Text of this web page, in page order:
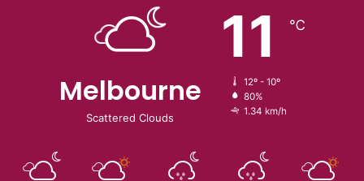
Melbourne
Scattered Clouds
11 ℃
12º - 10º
80%
1.34 km/h